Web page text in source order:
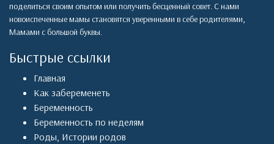
поделиться своим опытом или получить бесценный совет. С нами
новоиспеченные мамы становятся уверенными в себе родителями,
Мамами с большой буквы.
Быстрые ссылки
Главная
Как забеременеть
Беременность
Беременность по неделям
Роды, Истории родов